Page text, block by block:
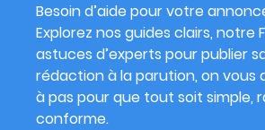
Besoin d’aide pour votre
Explorez nos guides clairs, notre
astuces d’experts pour publier
rédaction à la parution, on vous
à pas pour que tout soit simple,
conforme.